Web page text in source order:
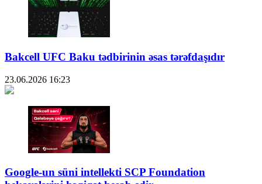
Bakcell UFC Baku tədbirinin əsas tərəfdaşıdır
23.06.2026 16:23
Google-un süni intellekti SCP Foundation